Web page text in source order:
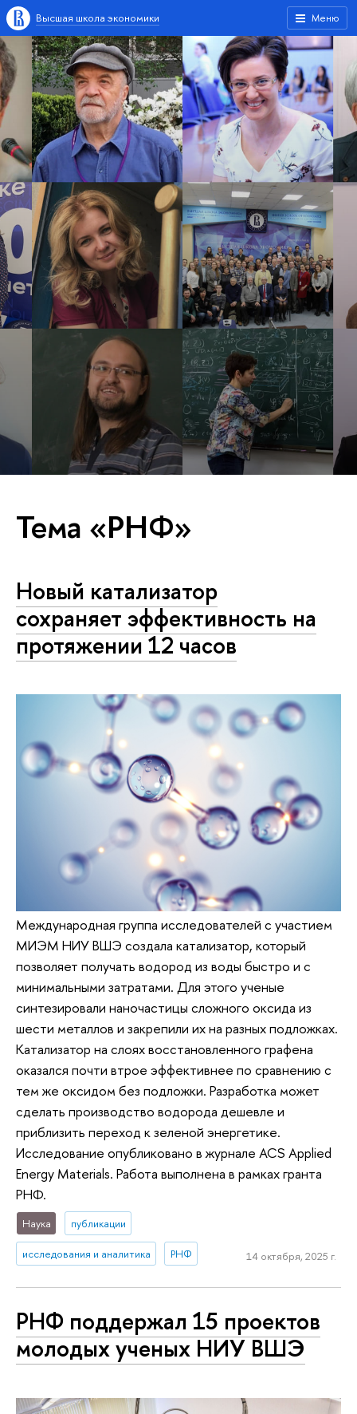
Меню
Высшая школа экономики
Тема «РНФ»
Новый катализатор
сохраняет эффективность на
протяжении 12 часов
Международная группа исследователей с участием
МИЭМ НИУ ВШЭ создала катализатор, который
позволяет получать водород из воды быстро и с
минимальными затратами. Для этого ученые
синтезировали наночастицы сложного оксида из
шести металлов и закрепили их на разных подложках.
Катализатор на слоях восстановленного графена
оказался почти втрое эффективнее по сравнению с
тем же оксидом без подложки. Разработка может
сделать производство водорода дешевле и
приблизить переход к зеленой энергетике.
Исследование опубликовано в журнале ACS Applied
Energy Materials. Работа выполнена в рамках гранта
РНФ.
Наука публикации
исследования и аналитика РНФ 14 октября, 2025 г.
РНФ поддержал 15 проектов
молодых ученых НИУ ВШЭ